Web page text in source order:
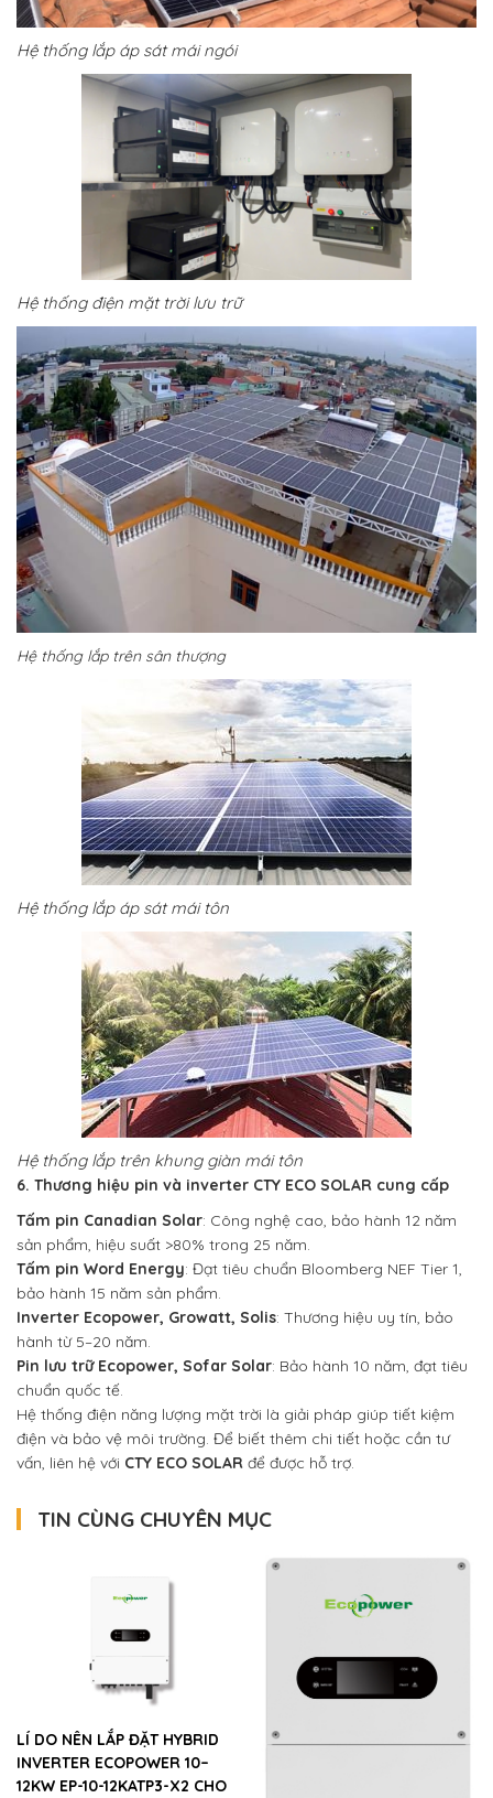
Hệ thống lắp áp sát mái ngói
Hệ thống điện mặt trời lưu trữ
Hệ thống lắp trên sân thượng
Hệ thống lắp áp sát mái tôn
Hệ thống lắp trên khung giàn mái tôn
6. Thương hiệu pin và inverter CTY ECO SOLAR cung cấp
Tấm pin Canadian Solar: Công nghệ cao, bảo hành 12 năm
sản phẩm, hiệu suất >80% trong 25 năm.
Tấm pin Word Energy: Đạt tiêu chuẩn Bloomberg NEF Tier 1,
bảo hành 15 năm sản phẩm.
Inverter Ecopower, Growatt, Solis: Thương hiệu uy tín, bảo
hành từ 5–20 năm.
Pin lưu trữ Ecopower, Sofar Solar: Bảo hành 10 năm, đạt tiêu
chuẩn quốc tế.
Hệ thống điện năng lượng mặt trời là giải pháp giúp tiết kiệm
điện và bảo vệ môi trường. Để biết thêm chi tiết hoặc cần tư
vấn, liên hệ với CTY ECO SOLAR để được hỗ trợ.
TIN CÙNG CHUYÊN MỤC
LÍ DO NÊN LẮP ĐẶT HYBRID
INVERTER ECOPOWER 10–
12KW EP-10-12KATP3-X2 CHO